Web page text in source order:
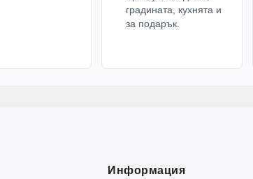
градината, кухнята и
за подарък.
Информация